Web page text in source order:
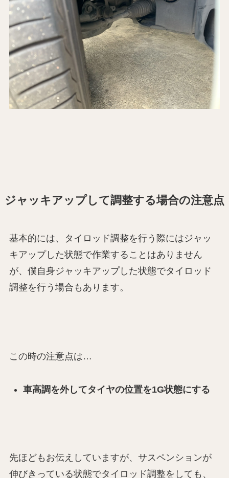
ジャッキアップして調整する場合の注意点
基本的には、タイロッド調整を行う際にはジャッ
キアップした状態で作業することはありません
が、僕自身ジャッキアップした状態でタイロッド
調整を行う場合もあります。
この時の注意点は…
車高調を外してタイヤの位置を1G状態にする
先ほどもお伝えしていますが、サスペンションが
伸びきっている状態でタイロッド調整をしても、